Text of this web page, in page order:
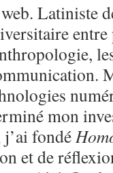
Latiniste
mon
fondé
et de